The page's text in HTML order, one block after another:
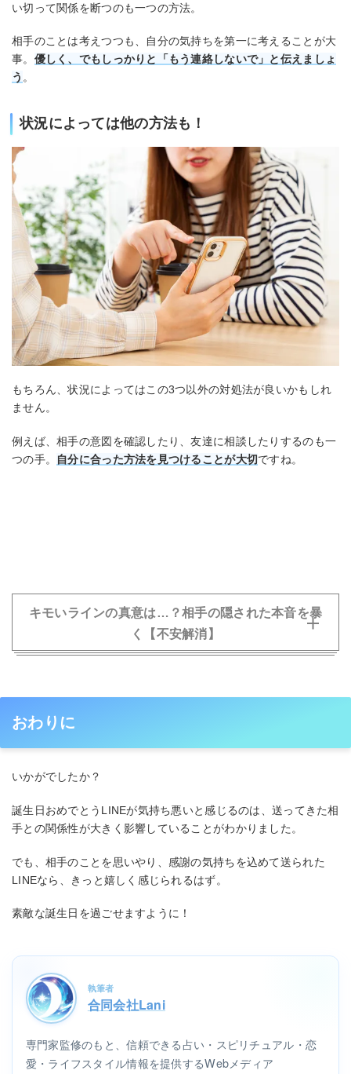
い切って関係を断つのも一つの方法。
相手のことは考えつつも、自分の気持ちを第一に考えることが大
事。 優しく、でもしっかりと「もう連絡しないで」と伝えましょ
う 。
状況によっては他の方法も！
もちろん、状況によってはこの3つ以外の対処法が良いかもしれ
ません。
例えば、相手の意図を確認したり、友達に相談したりするのも一
つの手。
自分に合った方法を見つけることが大切ですね。
キモいラインの真意は…？相手の隠された本音を暴
く【不安解消】
鑑定料金: 1分/ 418 円 メール:1通/
受け付けない
占歴:
21年 0ヶ月 相談件数: 23853 口コミ:
おわりに
いかがでしたか？
誕生日おめでとうLINEが気持ち悪いと感じるのは、送ってきた相
手との関係性が大きく影響していることがわかりました。
でも、相手のことを思いやり、感謝の気持ちを込めて送られた
LINEなら、きっと嬉しく感じられるはず。
素敵な誕生日を過ごせますように！
執筆者
合同会社Lani
専門家監修のもと、信頼できる占い・スピリチュアル・恋
愛・ライフスタイル情報を提供するWebメディア